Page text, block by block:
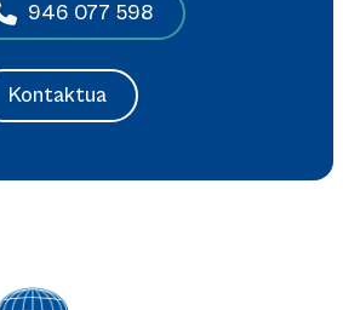
946 077 598
Kontaktua